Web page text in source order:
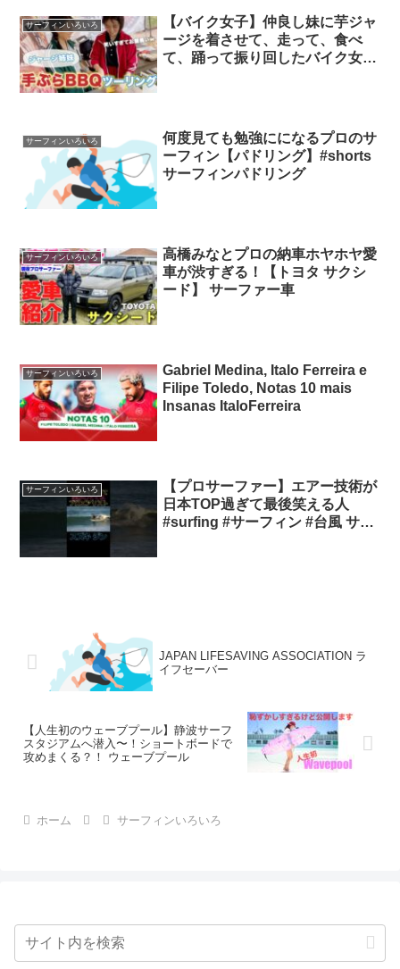
サーフィンいろいろ
【バイク女子】仲良し妹に芋ジャ
ージを着させて、走って、食べ
て、踊って振り回したバイク女子
サーフィンいろいろ
何度見ても勉強にになるプロのサ
ーフィン【パドリング】#shorts
サーフィンパドリング
サーフィンいろいろ
高橋みなとプロの納車ホヤホヤ愛
車が渋すぎる！【トヨタ サクシ
ード】 サーファー車
サーフィンいろいろ
Gabriel Medina, Italo Ferreira e
Filipe Toledo, Notas 10 mais
Insanas ItaloFerreira
サーフィンいろいろ
【プロサーファー】エアー技術が
日本TOP過ぎて最後笑える人
#surfing #サーフィン #台風 サー
JAPAN LIFESAVING ASSOCIATION ラ
イフセーバー
【人生初のウェーブプール】静波サーフ
スタジアムへ潜入〜！ショートボードで
攻めまくる？！ ウェーブプール
ホーム サーフィンいろいろ